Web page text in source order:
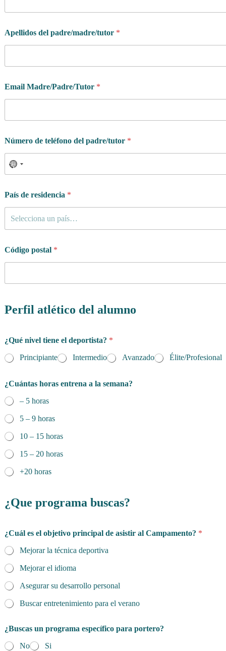
e
l
Q
é
o
t
c
Apellidos del padre/madre/tutor *
Email Madre/Padre/Tutor *
Número de teléfono del padre/tutor *
País de residencia *
Selecciona un país…
Código postal *
Perfil atlético del alumno
¿Qué nivel tiene el deportista? *
Principiante
Intermedio Avanzado Élite/Profesional
¿Cuántas horas entrena a la semana?
– 5 horas
5 – 9 horas
10 – 15 horas
15 – 20 horas
+20 horas
¿Que programa buscas?
¿Cuál es el objetivo principal de asistir al Campamento? *
Mejorar la técnica deportiva
Mejorar el idioma
Asegurar su desarrollo personal
Buscar entretenimiento para el verano
¿Buscas un programa específico para portero?
No
Si